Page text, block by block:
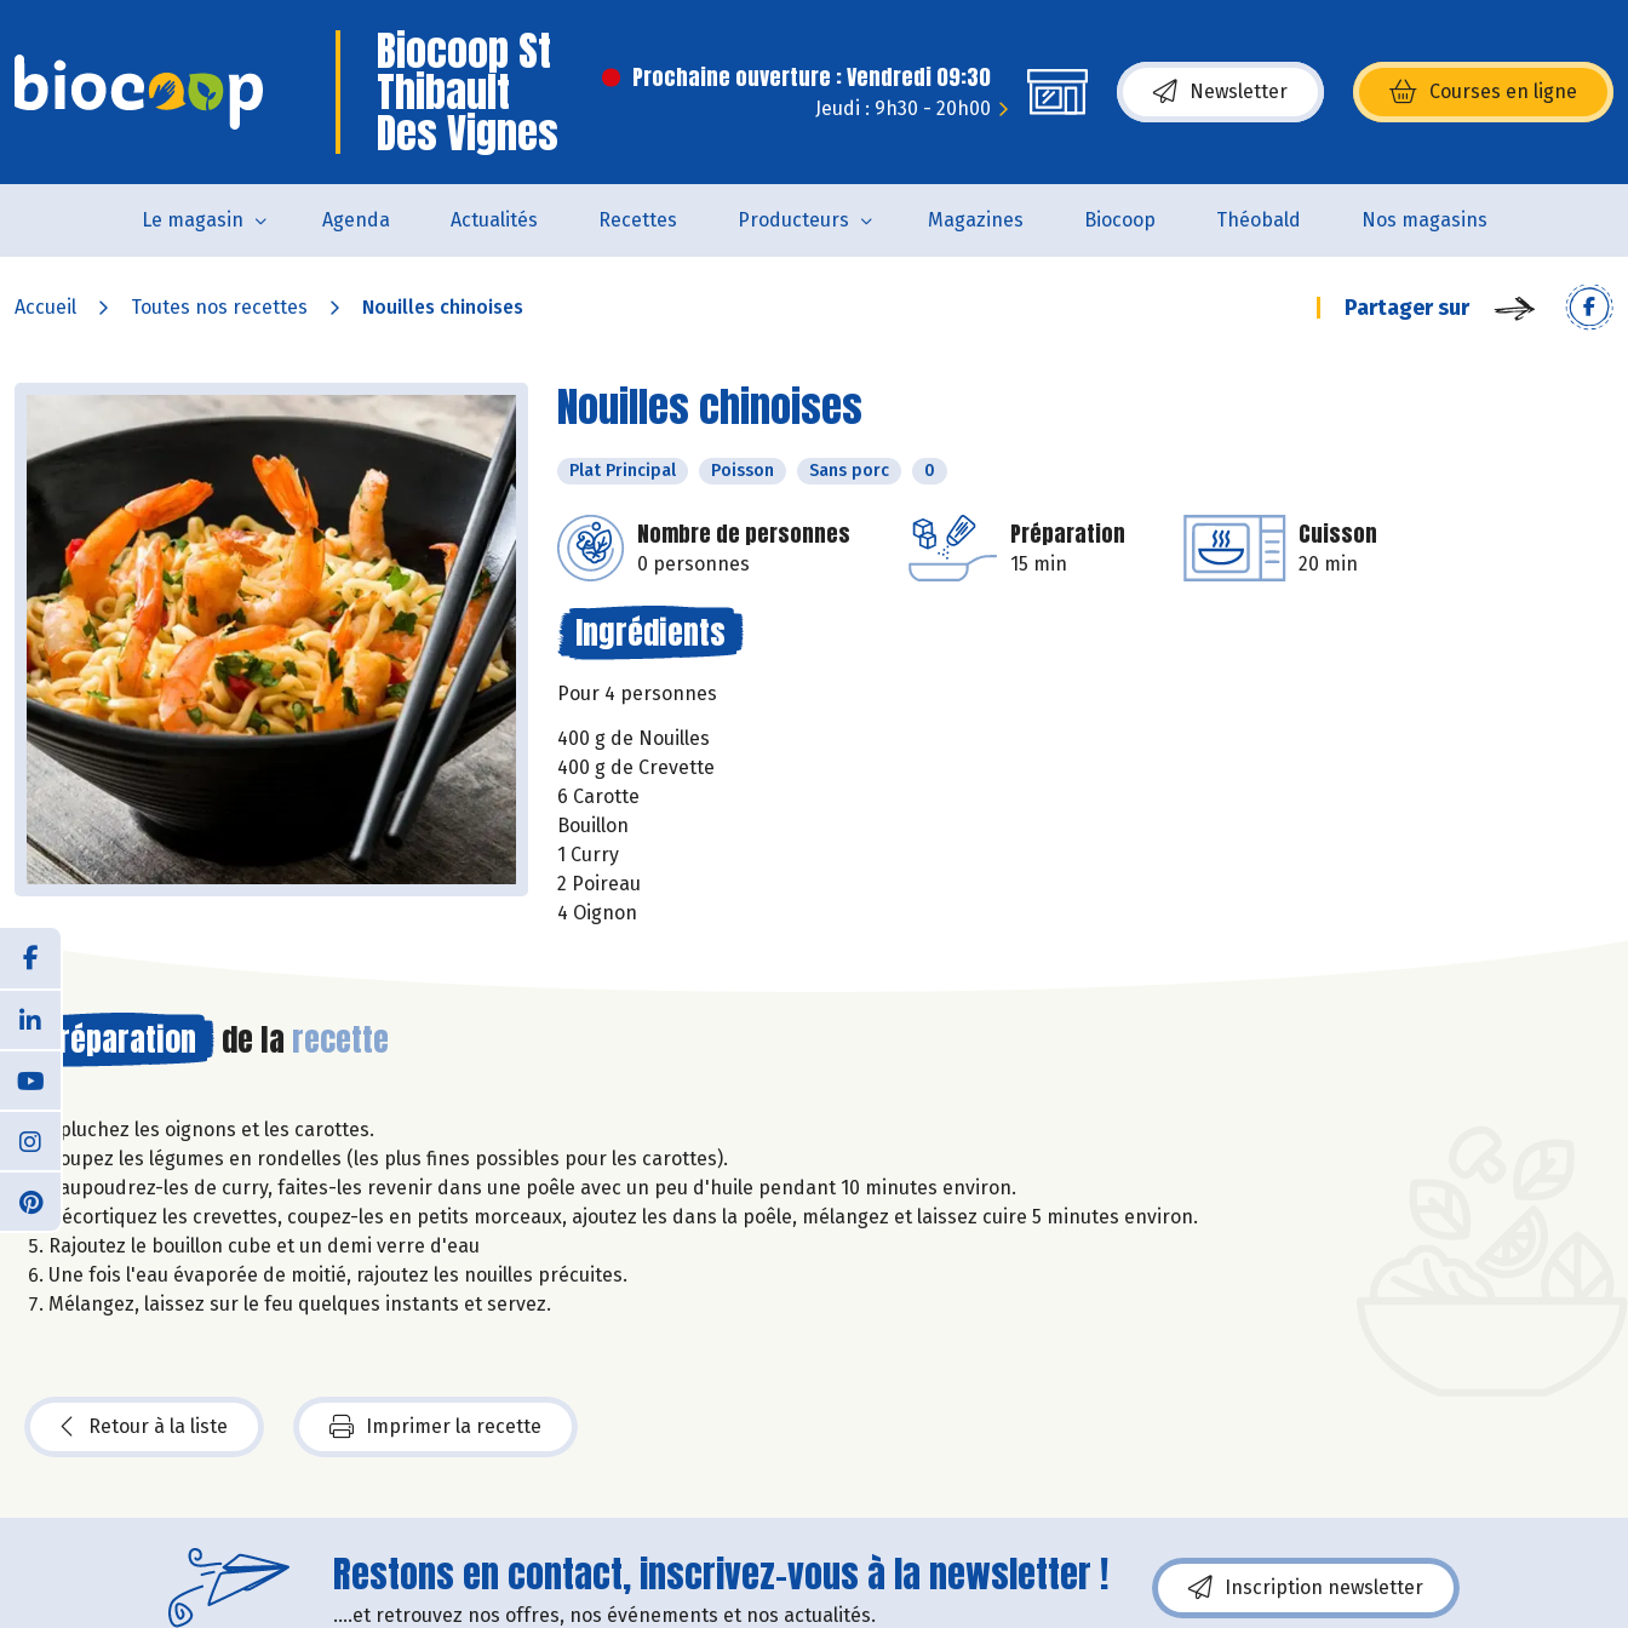
Biocoop St
Thibault
Des Vignes
Prochaine ouverture : Vendredi 09:30
Jeudi : 9h30 - 20h00
Newsletter Courses en ligne
(s’ouvre dans une nouvelle fenêtre)
Le magasin Agenda Actualités Recettes Producteurs Magazines Biocoop Théobald Nos magasins
Accueil Toutes nos recettes Nouilles chinoises Partager sur
Nouilles chinoises
Plat Principal Poisson Sans porc 0
Nombre de personnes
0 personnes
Préparation
15 min
Cuisson
20 min
Ingrédients
Pour 4 personnes
400 g de Nouilles
400 g de Crevette
6 Carotte
Bouillon
1 Curry
2 Poireau
4 Oignon
Préparation de la recette
Épluchez les oignons et les carottes.
Coupez les légumes en rondelles (les plus fines possibles pour les carottes).
Saupoudrez-les de curry, faites-les revenir dans une poêle avec un peu d'huile pendant 10 minutes environ.
Décortiquez les crevettes, coupez-les en petits morceaux, ajoutez les dans la poêle, mélangez et laissez cuire 5 minutes environ.
Rajoutez le bouillon cube et un demi verre d'eau
Une fois l'eau évaporée de moitié, rajoutez les nouilles précuites.
Mélangez, laissez sur le feu quelques instants et servez.
Retour à la liste Imprimer la recette
Restons en contact, inscrivez-vous à la newsletter !
....et retrouvez nos offres, nos événements et nos actualités.
Inscription newsletter